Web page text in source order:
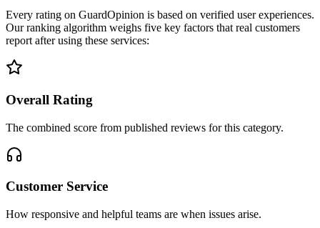
Every rating on GuardOpinion is based on verified user experiences.
Our ranking algorithm weighs five key factors that real customers
report after using these services:
Overall Rating
The combined score from published reviews for this category.
Customer Service
How responsive and helpful teams are when issues arise.